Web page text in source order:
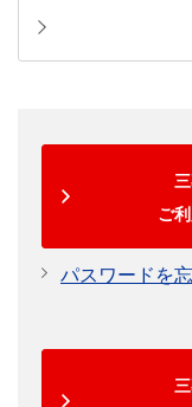
ご
パスワードを